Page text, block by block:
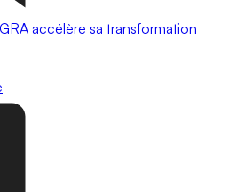
accélère sa transformation